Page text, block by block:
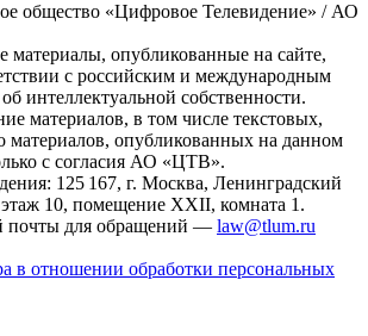
общество «Цифровое Телевидение» / АО
материалы, опубликованные на сайте,
с российским и международным
интеллектуальной собственности.
материалов, в том числе текстовых,
материалов, опубликованных на данном
с согласия АО «ЦТВ».
125 167, г. Москва, Ленинградский
10, помещение XXII, комната 1.
почты для обращений — law@tlum.ru
в отношении обработки персональных